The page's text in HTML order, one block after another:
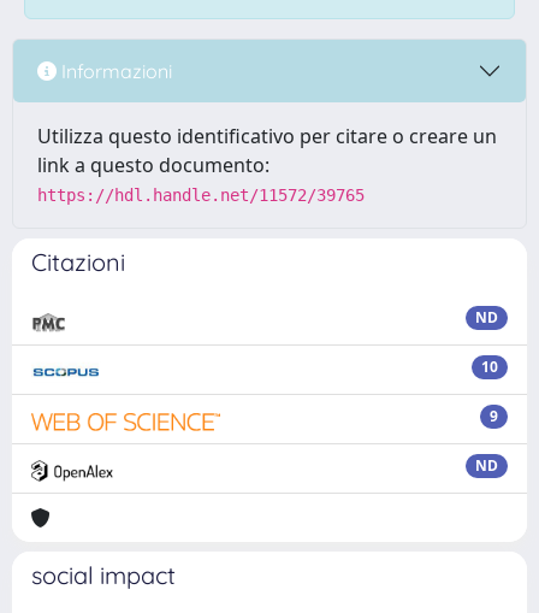
Informazioni
Utilizza questo identificativo per citare o creare un
link a questo documento:
https://hdl.handle.net/11572/39765
Citazioni
ND
10
9
ND
social impact